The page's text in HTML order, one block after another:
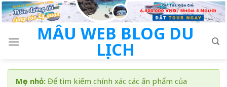
Skip
to
MẪU WEB BLOG DU
LỊCH
Mẹo nhỏ: Để tìm kiếm chính xác các ấn phẩm của